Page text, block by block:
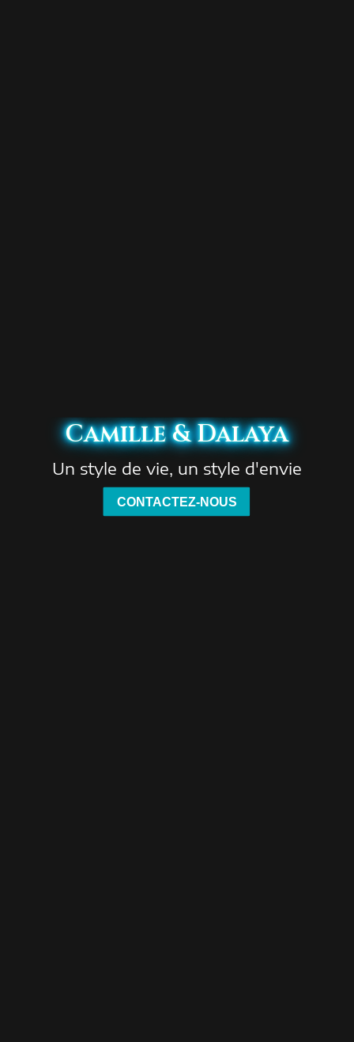
Camille & Dalaya
Un style de vie, un style d'envie
CONTACTEZ-NOUS